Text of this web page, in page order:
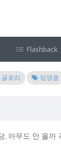
Flashback
글로리 임영웅
, 아무도 안 올까